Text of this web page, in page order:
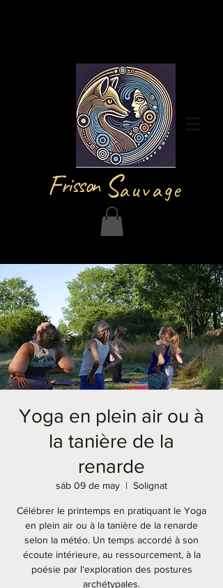
Frisson auvage
Iniciar sesión
S
Yoga en plein air ou à
la tanière de la
renarde
sáb 09 de may
  |
Solignat
Célébrer le printemps en pratiquant le Yoga
en plein air ou à la tanière de la renarde
selon la météo. Un temps accordé à son
écoute intérieure, au ressourcement, à la
poésie par l'exploration des postures
archétypales.